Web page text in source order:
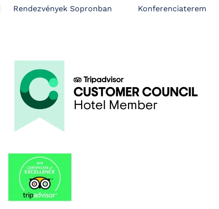
Rendezvények Sopronban
Konferenciaterem